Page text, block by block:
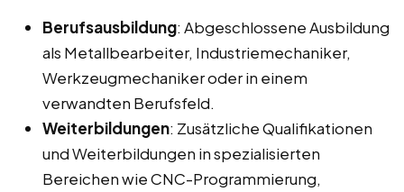
Berufsausbildung: Abgeschlossene Ausbildung
als Metallbearbeiter, Industriemechaniker,
Werkzeugmechaniker oder in einem
verwandten Berufsfeld.
Weiterbildungen: Zusätzliche Qualifikationen
und Weiterbildungen in spezialisierten
Bereichen wie CNC-Programmierung,